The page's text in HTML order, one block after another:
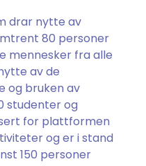
drar nytte av
80 personer
mennesker fra alle
av de
og bruken av
studenter og
for plattformen
og er i stand
150 personer